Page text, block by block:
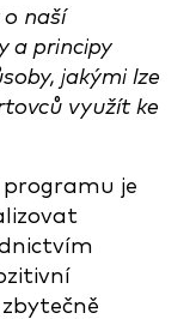
o naší
a principy
jakými lze
využít ke
je